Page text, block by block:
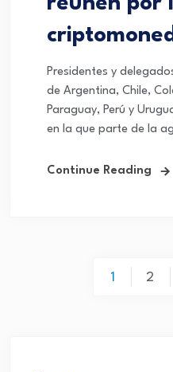
Presidentes y
de Argentina, Chile,
Paraguay, Perú y
en la que parte de la
Continue Reading
1 2